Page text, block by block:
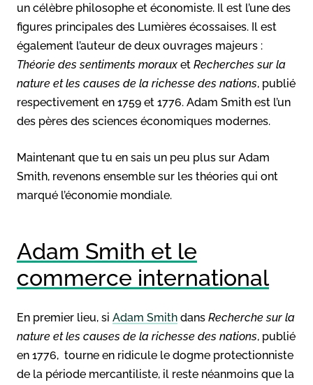
un célèbre philosophe et économiste. Il est l’une des
figures principales des Lumières écossaises. Il est
également l’auteur de deux ouvrages majeurs :
Théorie des sentiments morauxet Recherches sur la
nature et les causes de la richesse des nations, publié
respectivement en 1759 et 1776. Adam Smith est l’un
des pères des sciences économiques modernes.
Maintenant que tu en sais un peu plus sur Adam
Smith, revenons ensemble sur les théories qui ont
marqué l’économie mondiale.
Adam Smith et le
commerce international
En premier lieu, si Adam Smith dans Recherche sur la
nature et les causes de la richesse des nations, publié
en 1776, tourne en ridicule le dogme protectionniste
de la période mercantiliste, il reste néanmoins que la